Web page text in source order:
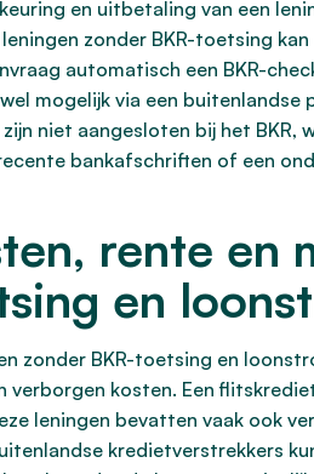
en uitbetaling van een
leningen zonder BKR-toetsing
automatisch een BKR-
mogelijk via een
niet aangesloten bij het BKR,
bankafschriften of een
rente en
en
zonder BKR-toetsing en
verborgen kosten. Een
leningen bevatten vaak ook
kredietverstrekkers